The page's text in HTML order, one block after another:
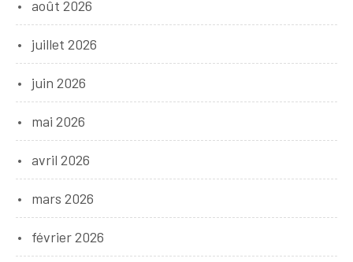
août 2026
juillet 2026
juin 2026
mai 2026
avril 2026
mars 2026
février 2026